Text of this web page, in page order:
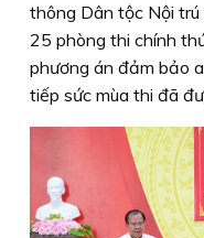
thông Dân tộc Nội
25 phòng thi chính
phương án đảm bảo
tiếp sức mùa thi đã